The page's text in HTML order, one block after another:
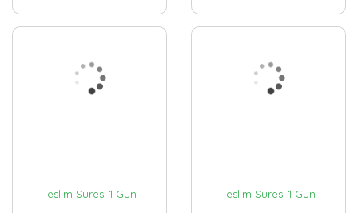
Teslim Süresi 1 Gün Teslim Süresi 1 Gün